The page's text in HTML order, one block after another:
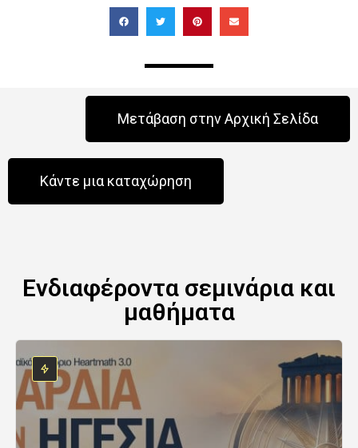
Μετάβαση στην Αρχική Σελίδα
Κάντε μια καταχώρηση
Ενδιαφέροντα σεμινάρια και
μαθήματα